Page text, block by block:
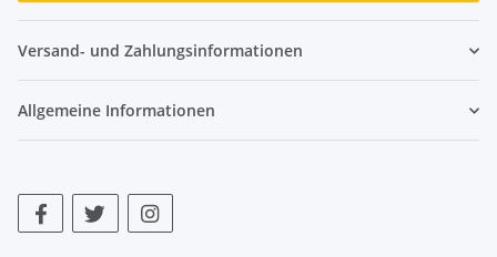
Versand- und Zahlungsinformationen
Allgemeine Informationen